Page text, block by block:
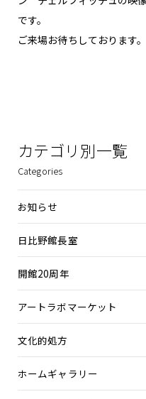
です。
ご来場お待ちしております。
カテゴリ別一覧
Categories
お知らせ
日比野館長室
開館20周年
アートラボマーケット
文化的処方
ホームギャラリー